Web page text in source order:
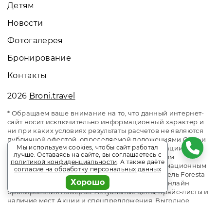
Детям
Новости
Фотогалерея
Бронирование
Контакты
2026 Broni.travel
* Обращаем ваше внимание на то, что данный интернет-
сайт носит исключительно информационный характер и
ни при каких условиях результаты расчетов не являются
публичной офертой, определяемой положениями Статьи
437 Гражданского кодекса Российской Федерации. За
окончательным расчетом обращайтесь к нашим
менеджерам. Данный ресурс является информационным
сайтом сервиса бронирования Broni.travel. Отель Foresta
Festival Park / Фореста Фестиваль Парк. Сайт онлайн
бронирования номеров. Актуальные цены, прайс-листы и
наличие мест. Акции и спецпредложения. Выгодное
Мы используем cookies, чтобы сайт работал
лучше. Оставаясь на сайте, вы соглашаетесь с
политикой конфиденциальности. А также даёте
согласие на обработку персональных данных
Хорошо